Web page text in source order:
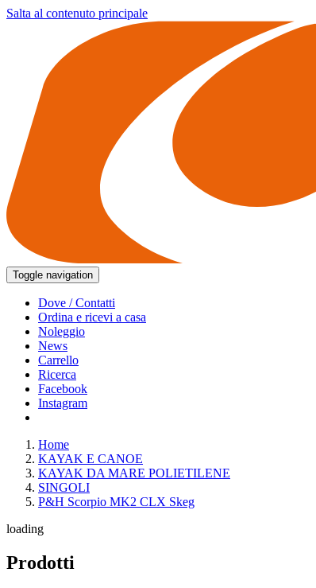
Salta al contenuto principale
Toggle navigation
Dove / Contatti
Ordina e ricevi a casa
Noleggio
News
Carrello
Ricerca
Facebook
Instagram
Home
KAYAK E CANOE
KAYAK DA MARE POLIETILENE
SINGOLI
P&H Scorpio MK2 CLX Skeg
loading
Prodotti